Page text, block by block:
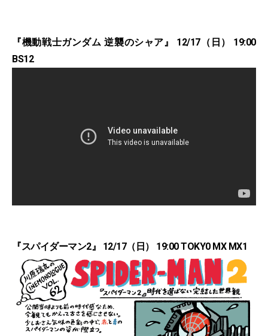
『機動戦士ガンダム 逆襲のシャア』 12/17（日） 19:00
BS12
『スパイダーマン2』 12/17（日） 19:00 TOKY0 MX MX1